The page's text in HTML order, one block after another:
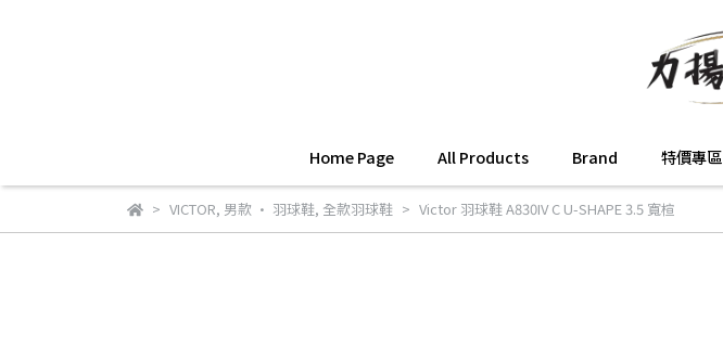
Home Page All Products Brand 特價專區
VICTOR, 男款 • 羽球鞋, 全款羽球鞋 Victor 羽球鞋 A830IV C U-SHAPE 3.5 寬楦